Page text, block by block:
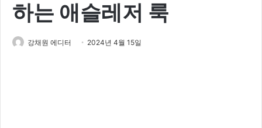
하는 애슬레저 룩
강채원 에디터 2024년 4월 15일